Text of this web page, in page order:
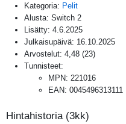
Kategoria: Pelit
Alusta: Switch 2
Lisätty: 4.6.2025
Julkaisupäivä: 16.10.2025
Arvostelut: 4,48 (23)
Tunnisteet:
MPN: 221016
EAN: 0045496313111
Hintahistoria (3kk)